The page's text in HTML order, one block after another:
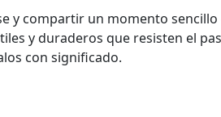
y compartir un momento
y duraderos que resisten el
con significado.